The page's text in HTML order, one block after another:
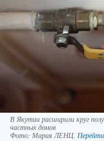
В Якутии расширили круг
частных домов
Фото: Мария ЛЕНЦ.